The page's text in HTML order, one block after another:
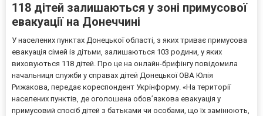
118 дітей залишаються у зоні примусової
евакуації на Донеччині
У населених пунктах Донецької області, з яких триває примусова
евакуація сімей із дітьми, залишаються 103 родини, у яких
виховуються 118 дітей. Про це на онлайн-брифінгу повідомила
начальниця служби у справах дітей Донецької ОВА Юлія
Рижакова, передає кореспондент Укрінформу. «На території
населених пунктів, де оголошена обов’язкова евакуація у
примусовий спосіб дітей з батьками чи особами, що їх замінюють,